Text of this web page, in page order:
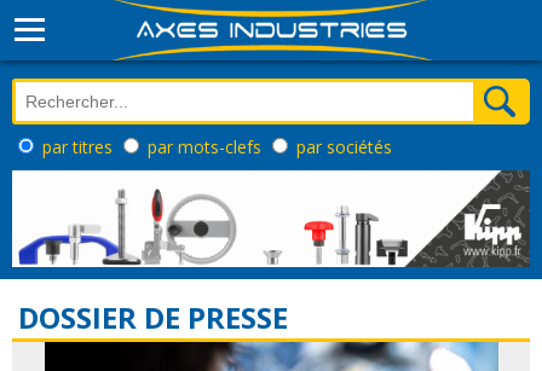
par titres par mots-clefs par sociétés
DOSSIER DE PRESSE